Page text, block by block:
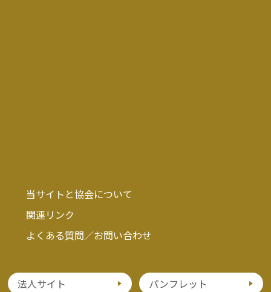
当サイトと協会について
関連リンク
よくある質問／お問い合わせ
法人サイト パンフレット